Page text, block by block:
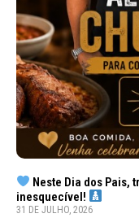
Neste Dia dos Pais,
inesquecível!
31 DE JULHO, 2026